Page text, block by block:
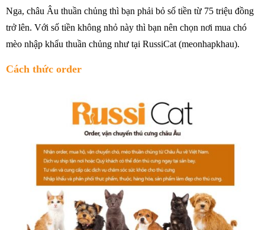
Nga, châu Âu thuần chủng thì bạn phải bỏ số tiền từ 75 triệu đồng
trở lên. Với số tiền không nhỏ này thì bạn nên chọn nơi mua chó
mèo nhập khẩu thuần chủng như tại RussiCat (meonhapkhau).
Cách thức order